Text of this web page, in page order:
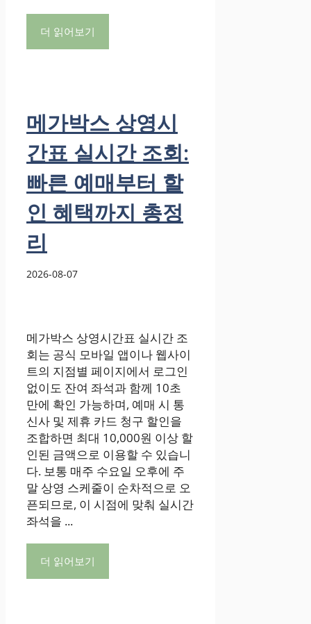
더 읽어보기
메가박스 상영시
간표 실시간 조회:
빠른 예매부터 할
인 혜택까지 총정
리
2026-08-07
메가박스 상영시간표 실시간 조
회는 공식 모바일 앱이나 웹사이
트의 지점별 페이지에서 로그인
없이도 잔여 좌석과 함께 10초
만에 확인 가능하며, 예매 시 통
신사 및 제휴 카드 청구 할인을
조합하면 최대 10,000원 이상 할
인된 금액으로 이용할 수 있습니
다. 보통 매주 수요일 오후에 주
말 상영 스케줄이 순차적으로 오
픈되므로, 이 시점에 맞춰 실시간
좌석을 ...
더 읽어보기